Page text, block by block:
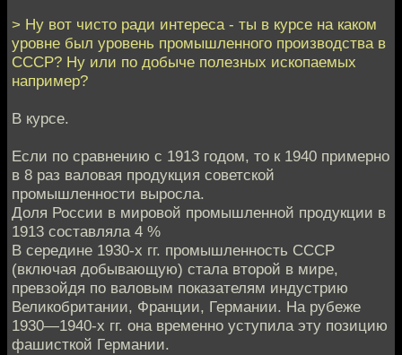
> Ну вот чисто ради интереса - ты в курсе на каком
уровне был уровень промышленного производства в
СССР? Ну или по добыче полезных ископаемых
например?
В курсе.
Если по сравнению с 1913 годом, то к 1940 примерно
в 8 раз валовая продукция советской
промышленности выросла.
Доля России в мировой промышленной продукции в
1913 составляла 4 %
В середине 1930-х гг. промышленность СССР
(включая добывающую) стала второй в мире,
превзойдя по валовым показателям индустрию
Великобритании, Франции, Германии. На рубеже
1930—1940-х гг. она временно уступила эту позицию
фашисткой Германии.